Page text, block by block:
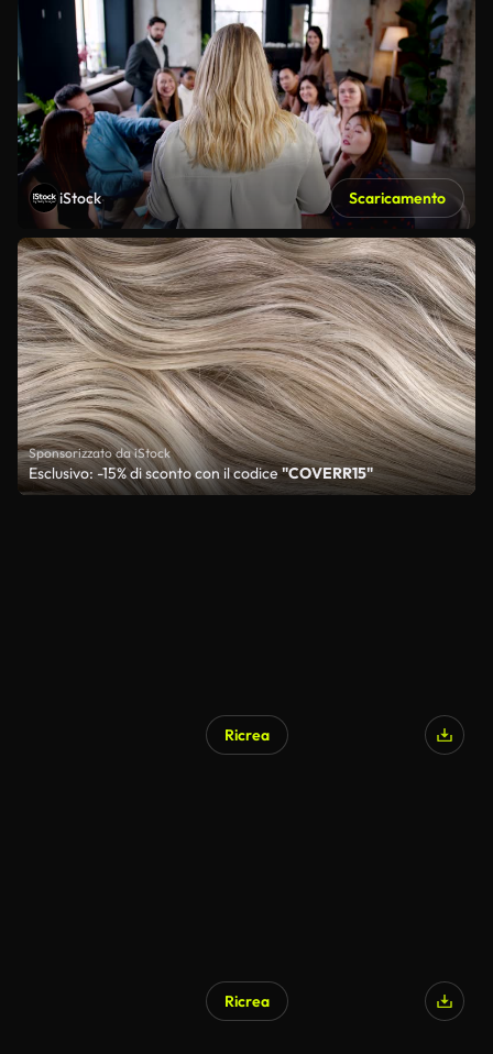
iStock Scaricamento
Sponsorizzato da iStock
Esclusivo: -15% di sconto con il codice"COVERR15"
Ricrea
Ricrea